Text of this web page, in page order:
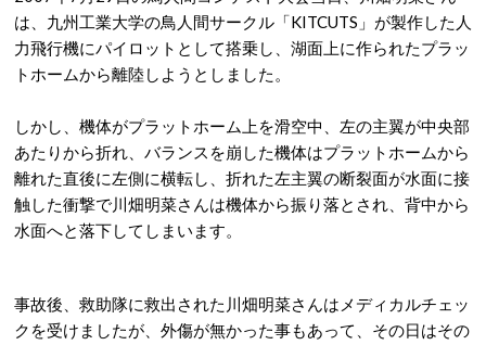
は、九州工業大学の鳥人間サークル「KITCUTS」が製作した人
力飛行機にパイロットとして搭乗し、湖面上に作られたプラッ
トホームから離陸しようとしました。
しかし、機体がプラットホーム上を滑空中、左の主翼が中央部
あたりから折れ、バランスを崩した機体はプラットホームから
離れた直後に左側に横転し、折れた左主翼の断裂面が水面に接
触した衝撃で川畑明菜さんは機体から振り落とされ、背中から
水面へと落下してしまいます。
事故後、救助隊に救出された川畑明菜さんはメディカルチェッ
クを受けましたが、外傷が無かった事もあって、その日はその